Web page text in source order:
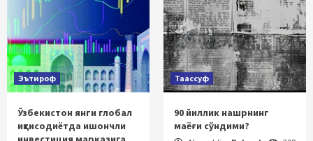
Эътироф
Ўзбекистон янги глобал
иқтисодиётда ишончли
Таассуф
90 йиллик нашрнинг
маёғи сўндими?